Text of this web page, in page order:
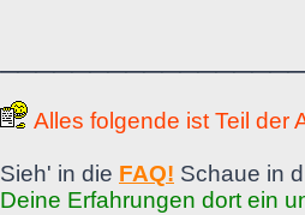
Alles folgende ist Teil der
Sieh' in die FAQ! Schaue in
Deine Erfahrungen dort ein